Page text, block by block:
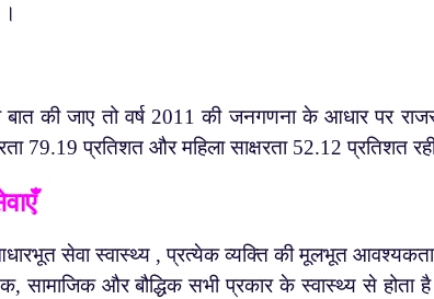
की जाए तो वर्ष 2011 की जनगणना के आधार पर
79.19 प्रतिशत और महिला साक्षरता 52.12 प्रतिशत
सेवा स्वास्थ्य , प्रत्येक व्यक्ति की मूलभूत आवश्यकता
सामाजिक और बौद्धिक सभी प्रकार के स्वास्थ्य से